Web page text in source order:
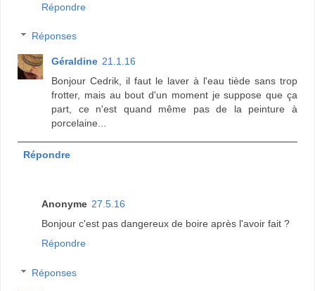
Répondre
Réponses
Géraldine 21.1.16
Bonjour Cedrik, il faut le laver à l'eau tiède sans trop
frotter, mais au bout d'un moment je suppose que ça
part, ce n'est quand même pas de la peinture à
porcelaine...
Répondre
Anonyme 27.5.16
Bonjour c'est pas dangereux de boire après l'avoir fait ?
Répondre
Réponses